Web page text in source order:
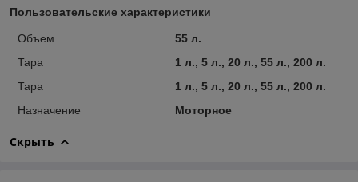
Пользовательские характеристики
Объем
55 л.
Тара
1 л., 5 л., 20 л., 55 л., 200 л.
Тара
1 л., 5 л., 20 л., 55 л., 200 л.
Назначение
Моторное
Скрыть